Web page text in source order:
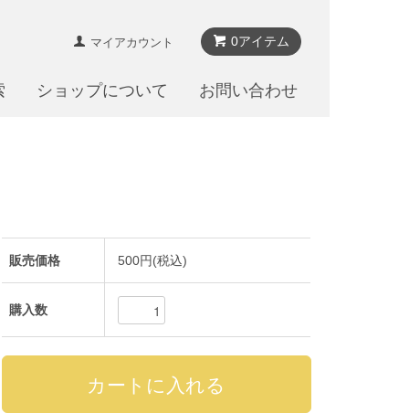
0アイテム
マイアカウント
ショップについて お問い合わせ
販売価格 500円(税込)
購入数